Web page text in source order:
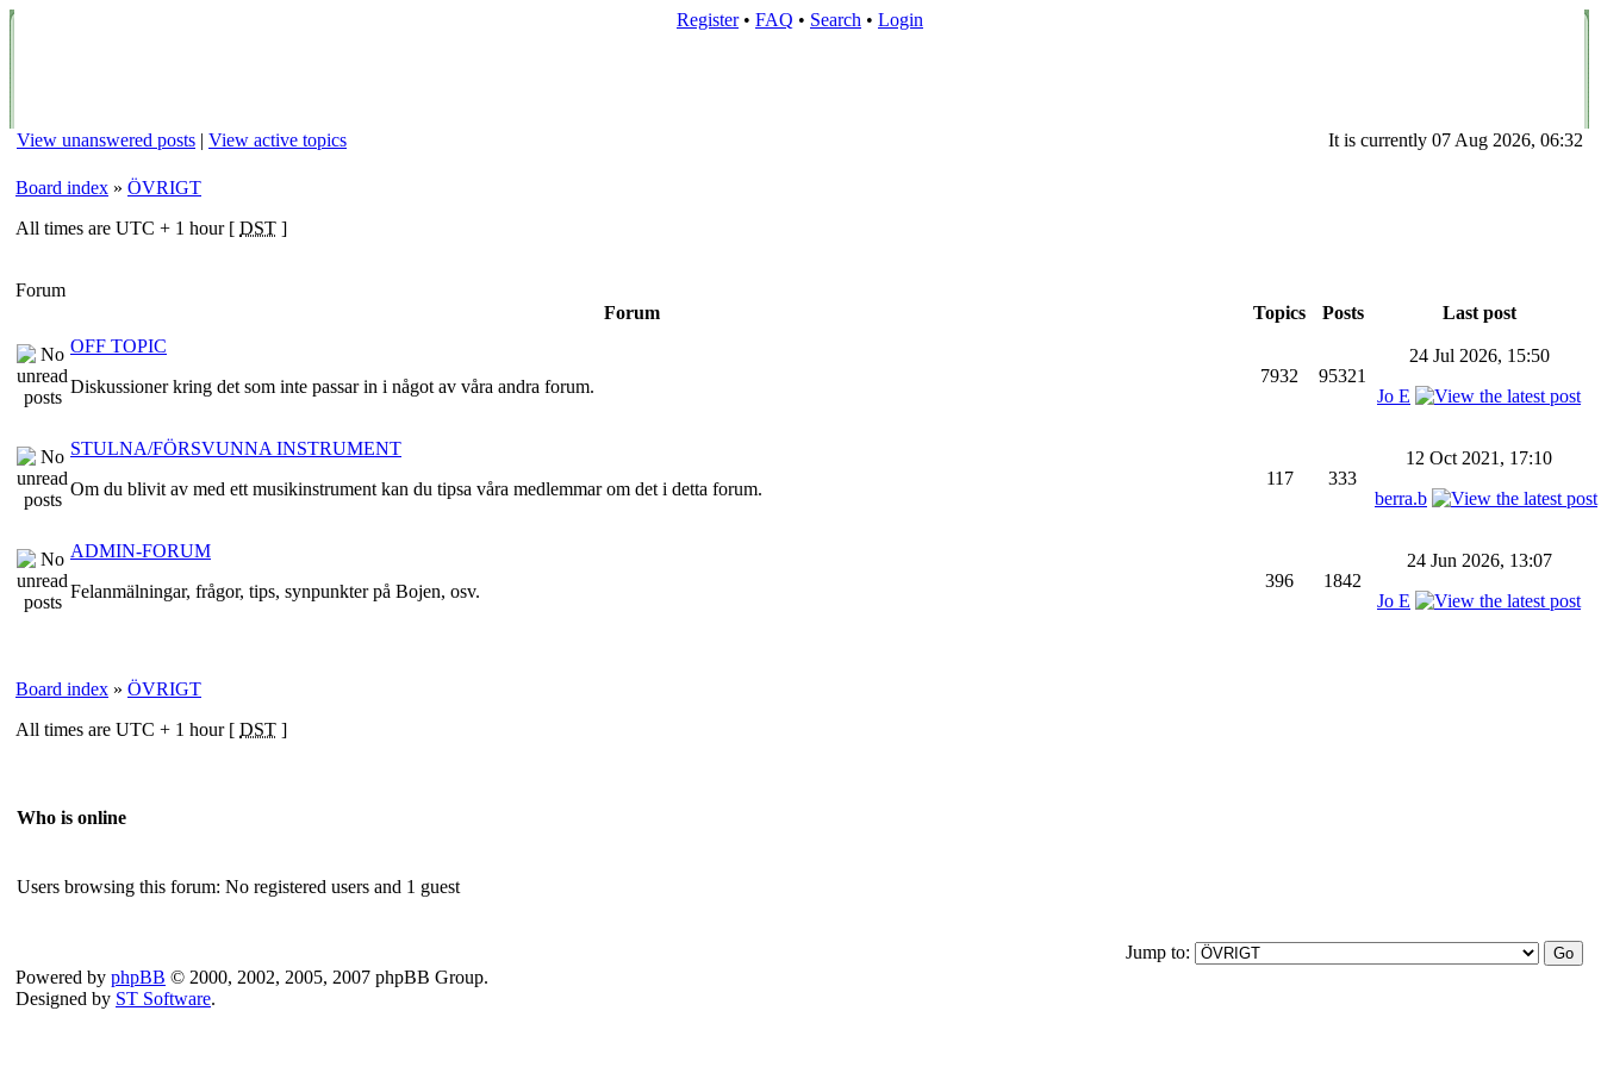
Register• FAQ • Search • Login
View unanswered posts | View active topics It is currently 07 Aug 2026, 06:32
Board index » ÖVRIGT
All times are UTC + 1 hour [ DST ]
Forum
Forum
Topics Posts
Last post
OFF TOPIC
Diskussioner kring det som inte passar in i något av våra andra forum.
7932 95321
24 Jul 2026, 15:50
Jo E
STULNA/FÖRSVUNNA INSTRUMENT
Om du blivit av med ett musikinstrument kan du tipsa våra medlemmar om det i detta forum.
117 333
12 Oct 2021, 17:10
berra.b
ADMIN-FORUM
Felanmälningar, frågor, tips, synpunkter på Bojen, osv.
396 1842
24 Jun 2026, 13:07
Jo E
Board index » ÖVRIGT
All times are UTC + 1 hour [ DST ]
Who is online
Users browsing this forum: No registered users and 1 guest
Jump to:
Powered by phpBB © 2000, 2002, 2005, 2007 phpBB Group.
Designed by ST Software.